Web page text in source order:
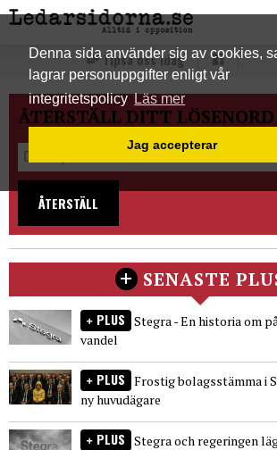
Denna sida använder sig av cookies,
lagrar personuppgifter enligt vår
integritetspolicyLäs mer
Jag accepterar
Tipsa oss idag
ÅTERSTÄLL DITT LÖSENORD
ÅTERSTÄLL
SENASTE
PLUS Stegra - En historia om
vandel
PLUS Frostig bolagsstämma i
ny huvudägare
PLUS Stegra och regeringen